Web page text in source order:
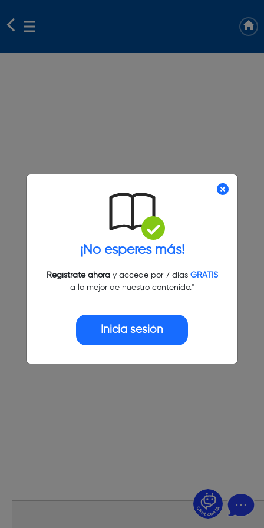
¡No esperes más!
Regístrate ahoray accede por 7 días GRATIS
a lo mejor de nuestro contenido."
Inicia sesión